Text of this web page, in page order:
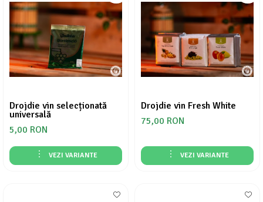
Drojdie vin selecționată
universală
5,00 RON
VEZI VARIANTE
Drojdie vin Fresh White
75,00 RON
VEZI VARIANTE